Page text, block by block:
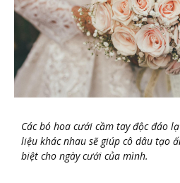
Các bó hoa cưới cầm tay độc đáo
liệu khác nhau sẽ giúp cô dâu tạo
biệt cho ngày cưới của mình.